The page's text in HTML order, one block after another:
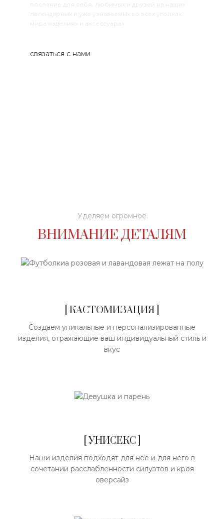
послание для себя, любимых и друзей на наших
легендарных и уже узнаваемых во всех уголках
мира изделиях и аксессуарах
связаться с нами
Уделяем огромное
ВНИМАНИЕ ДЕТАЛЯМ
[ КАСТОМИЗАЦИЯ ]
Создаем уникальные и персонализированные
изделия, отражающие ваш индивидуальный стиль и
вкус
[ УНИСЕКС ]
Наши изделия подходят для нее и для него в
сочетании расслабленности силуэтов и кроя
оверсайз